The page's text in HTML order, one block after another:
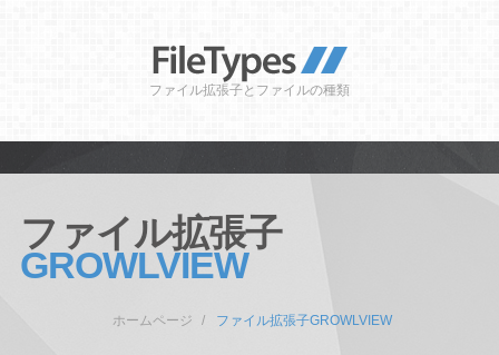
ファイル拡張子とファイルの種類
ファイル拡張子
GROWLVIEW
ホームページ ファイル拡張子GROWLVIEW